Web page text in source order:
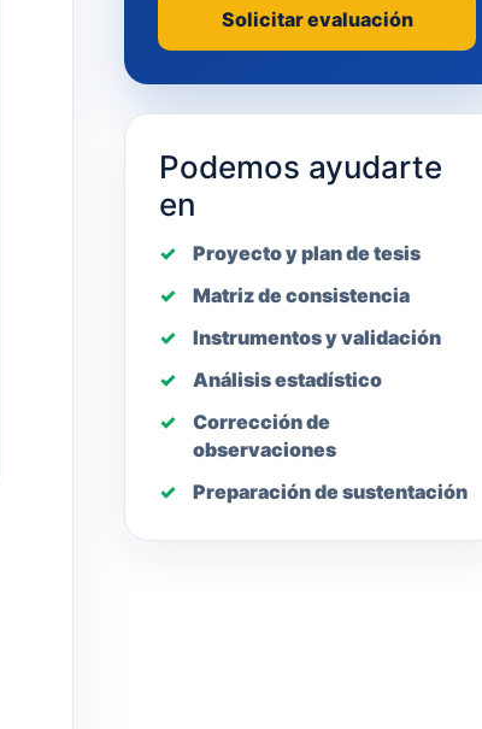
Solicitar evaluación
Podemos ayudarte
en
Proyecto y plan de tesis
Matriz de consistencia
Instrumentos y validación
Análisis estadístico
Corrección de
observaciones
Preparación de sustentación